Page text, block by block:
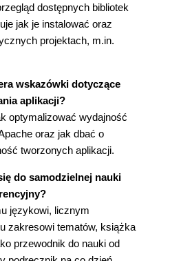
we Flashu (115)
kontaktowy (116)
PHP (118)
zdarzeń związane z
(119)
w PHP (121)
Flashu (122)
zdarzeń w module
logowania z serwerem
(127)
(127)
dostępnych bibliotek
jak je instalować oraz
projektach, m.in.
wskazówki dotyczące
aplikacji?
optymalizować wydajność
oraz jak dbać o
tworzonych aplikacji.
do samodzielnej nauki
językowi, licznym
zakresowi tematów, książka
przewodnik do nauki od